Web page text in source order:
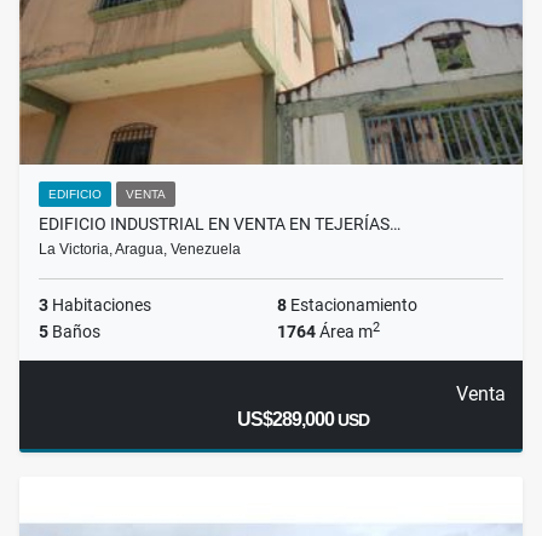
EDIFICIO VENTA
EDIFICIO INDUSTRIAL EN VENTA EN TEJERÍAS…
La Victoria, Aragua, Venezuela
3 Habitaciones 8 Estacionamiento
5 Baños 1764Área m2
Venta
US$289,000USD